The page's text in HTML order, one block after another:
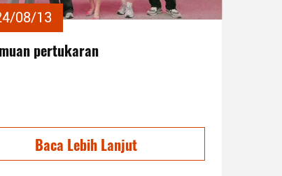
08/13
pertukaran
Baca Lebih Lanjut